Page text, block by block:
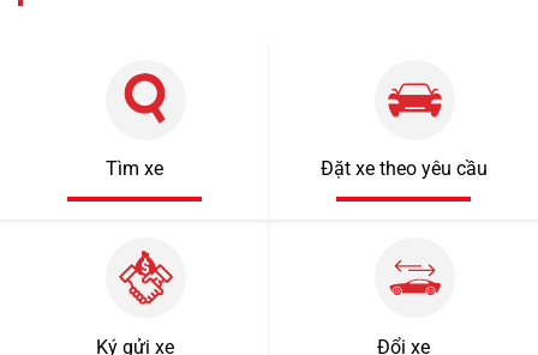
55000km
Mercedes Benz C200 2018
Tìm xe Đặt xe theo yêu cầu
Ký gửi xe Đổi xe